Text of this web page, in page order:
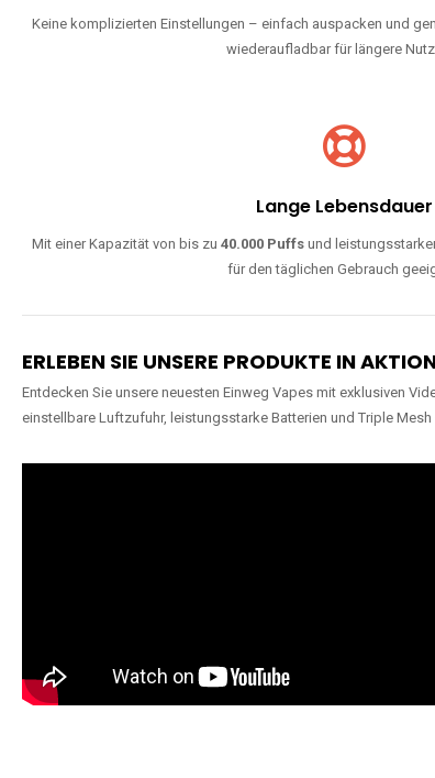
Keine komplizierten Einstellungen – einfach auspacken und
wiederaufladbar für längere
Lange Lebensdauer
Mit einer Kapazität von bis zu40.000 Puffs und
für den täglichen Gebrauch
ERLEBEN SIE UNSERE PRODUKTE IN
Entdecken Sie unsere neuesten Einweg Vapes mit exklusiven
einstellbare Luftzufuhr, leistungsstarke Batterien und Triple